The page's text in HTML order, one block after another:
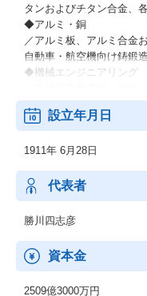
タンおよびチタン合金、
◆アルミ・銅
／アルミ板、アルミ合金
自動車・航空機向け鋳鍛
◆機械エンジニアリング
子力関連機器、環境プラ
◆電力（電力卸供給事業）
／新鉄源ビジネス、液晶
ど
設立年月日
1911年 6月28日
代表者
勝川四志彦
資本金
2509億3000万円